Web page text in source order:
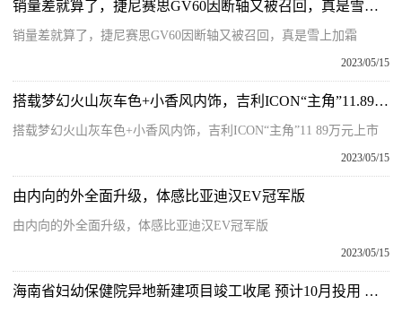
销量差就算了，捷尼赛思GV60因断轴又被召回，真是雪上加霜_今日热文
销量差就算了，捷尼赛思GV60因断轴又被召回，真是雪上加霜
2023/05/15
搭载梦幻火山灰车色+小香风内饰，吉利ICON“主角”11.89万元上市
搭载梦幻火山灰车色+小香风内饰，吉利ICON“主角”11 89万元上市
2023/05/15
由内向的外全面升级，体感比亚迪汉EV冠军版
由内向的外全面升级，体感比亚迪汉EV冠军版
2023/05/15
海南省妇幼保健院异地新建项目竣工收尾 预计10月投用 快看点